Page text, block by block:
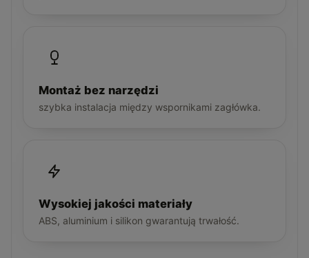
Montaż bez narzędzi
szybka instalacja między wspornikami zagłówka.
Wysokiej jakości materiały
ABS, aluminium i silikon gwarantują trwałość.